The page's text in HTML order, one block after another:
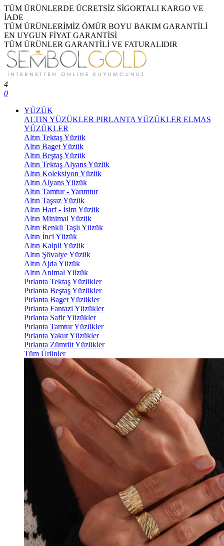
TÜM ÜRÜNLERDE ÜCRETSİZ SİGORTALI KARGO VE
İADE
TÜM ÜRÜNLERİMİZ ÖMÜR BOYU BAKIM GARANTİLİ
EN UYGUN FİYAT GARANTİSİ
TÜM ÜRÜNLER GARANTİLİ VE FATURALIDIR
4
0
YÜZÜK
ALTIN YÜZÜKLER PIRLANTA YÜZÜKLER ELMAS
YÜZÜKLER
Altın Tektaş Yüzük
Altın Baget Yüzük
Altın Beştaş Yüzük
Altın Tektaş Alyans Yüzük
Altın Koleksiyon Yüzük
Altın Alyans Yüzük
Altın Tamtur - Yarımtur
Altın Taşsız Yüzük
Altın Harf - İsim Yüzük
Altın Minimal Yüzük
Altın Renkli Taşlı Yüzük
Altın İnci Yüzük
Altın Kalpli Yüzük
Altın Şövalye Yüzük
Altın Ajda Yüzük
Altın Animal Yüzük
Pırlanta Tektaş Yüzükler
Pırlanta Beştaş Yüzükler
Pırlanta Baget Yüzükler
Pırlanta Fantazi Yüzükler
Pırlanta Safir Yüzükler
Pırlanta Tamtur Yüzükler
Pırlanta Yakut Yüzükler
Pırlanta Zümrüt Yüzükler
Tüm Ürünler